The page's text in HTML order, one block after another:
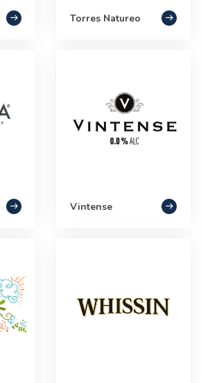
Torres Natureo
Vintense